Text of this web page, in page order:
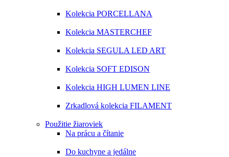
Kolekcia PORCELLANA
Kolekcia MASTERCHEF
Kolekcia SEGULA LED ART
Kolekcia SOFT EDISON
Kolekcia HIGH LUMEN LINE
Zrkadlová kolekcia FILAMENT
Použitie žiaroviek
Na prácu a čítanie
Do kuchyne a jedálne